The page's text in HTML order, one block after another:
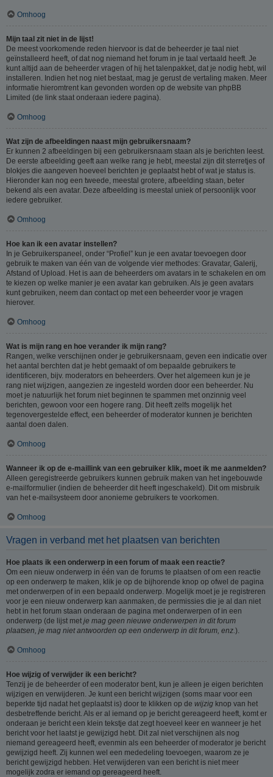
Omhoog
Mijn taal zit niet in de lijst!
De meest voorkomende reden hiervoor is dat de beheerder je taal niet
geïnstalleerd heeft, of dat nog niemand het forum in je taal vertaald heeft. Je
kunt altijd aan de beheerder vragen of hij het talenpakket, dat je nodig hebt, wil
installeren. Indien het nog niet bestaat, mag je gerust de vertaling maken. Meer
informatie hieromtrent kan gevonden worden op de website van phpBB
Limited (de link staat onderaan iedere pagina).
Omhoog
Wat zijn de afbeeldingen naast mijn gebruikersnaam?
Er kunnen 2 afbeeldingen bij een gebruikersnaam staan als je berichten leest.
De eerste afbeelding geeft aan welke rang je hebt, meestal zijn dit sterretjes of
blokjes die aangeven hoeveel berichten je geplaatst hebt of wat je status is.
Hieronder kan nog een tweede, meestal grotere, afbeelding staan, beter
bekend als een avatar. Deze afbeelding is meestal uniek of persoonlijk voor
iedere gebruiker.
Omhoog
Hoe kan ik een avatar instellen?
In je Gebruikerspaneel, onder “Profiel” kun je een avatar toevoegen door
gebruik te maken van één van de volgende vier methodes: Gravatar, Galerij,
Afstand of Upload. Het is aan de beheerders om avatars in te schakelen en om
te kiezen op welke manier je een avatar kan gebruiken. Als je geen avatars
kunt gebruiken, neem dan contact op met een beheerder voor je vragen
hierover.
Omhoog
Wat is mijn rang en hoe verander ik mijn rang?
Rangen, welke verschijnen onder je gebruikersnaam, geven een indicatie over
het aantal berchten dat je hebt gemaakt of om bepaalde gebruikers te
identificeren, bijv. moderators en beheerders. Over het algemeen kun je je
rang niet wijzigen, aangezien ze ingesteld worden door een beheerder. Nu
moet je natuurlijk het forum niet beginnen te spammen met onzinnig veel
berichten, gewoon voor een hogere rang. Dit heeft zelfs mogelijk het
tegenovergestelde effect, een beheerder of moderator kunnen je berichten
aantal doen dalen.
Omhoog
Wanneer ik op de e-maillink van een gebruiker klik, moet ik me aanmelden?
Alleen geregistreerde gebruikers kunnen gebruik maken van het ingebouwde
e-mailformulier (indien de beheerder dit heeft ingeschakeld). Dit om misbruik
van het e-mailsysteem door anonieme gebruikers te voorkomen.
Omhoog
Vragen in verband met het plaatsen van berichten
Hoe plaats ik een onderwerp in een forum of maak een reactie?
Om een nieuw onderwerp in één van de forums te plaatsen of om een reactie
op een onderwerp te maken, klik je op de bijhorende knop op ofwel de pagina
met onderwerpen of in een bepaald onderwerp. Mogelijk moet je je registreren
voor je een nieuw onderwerp kan aanmaken, de permissies die je al dan niet
hebt in het forum staan onderaan de pagina met onderwerpen of in een
onderwerp (de lijst met je mag geen nieuwe onderwerpen in dit forum
plaatsen, je mag niet antwoorden op een onderwerp in dit forum, enz. ).
Omhoog
Hoe wijzig of verwijder ik een bericht?
Tenzij je de beheerder of een moderator bent, kun je alleen je eigen berichten
wijzigen en verwijderen. Je kunt een bericht wijzigen (soms maar voor een
beperkte tijd nadat het geplaatst is) door te klikken op de wijzig knop van het
desbetreffende bericht. Als er al iemand op je bericht gereageerd heeft, komt er
onderaan je bericht een klein tekstje dat zegt hoeveel keer en wanneer je het
bericht voor het laatst je gewijzigd hebt. Dit zal niet verschijnen als nog
niemand gereageerd heeft, evenmin als een beheerder of moderator je bericht
gewijzigd heeft. Zij kunnen wel een mededeling toevoegen, waarom ze je
bericht gewijzigd hebben. Het verwijderen van een bericht is niet meer
mogelijk zodra er iemand op gereageerd heeft.